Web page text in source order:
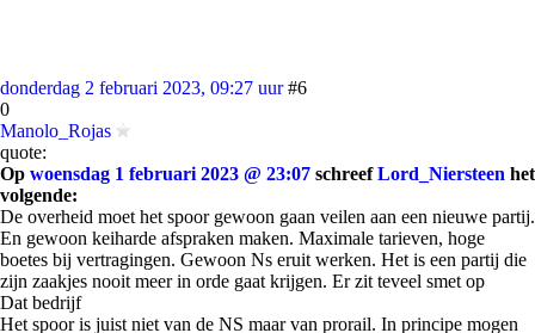
donderdag 2 februari 2023, 09:27 uur #6
0
Manolo_Rojas
quote:
Op woensdag 1 februari 2023 @ 23:07 schreefLord_Niersteen het
volgende:
De overheid moet het spoor gewoon gaan veilen aan een nieuwe partij.
En gewoon keiharde afspraken maken. Maximale tarieven, hoge
boetes bij vertragingen. Gewoon Ns eruit werken. Het is een partij die
zijn zaakjes nooit meer in orde gaat krijgen. Er zit teveel smet op
Dat bedrijf
Het spoor is juist niet van de NS maar van prorail. In principe mogen